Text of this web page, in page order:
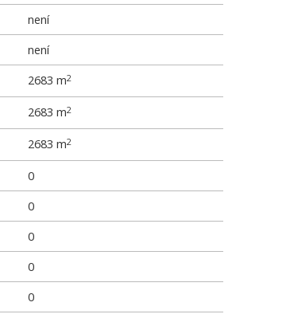
není
není
2683 m2
2683 m2
2683 m2
0
0
0
0
0